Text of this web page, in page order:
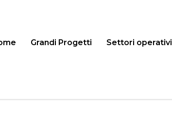
Grandi Progetti Settori operativi